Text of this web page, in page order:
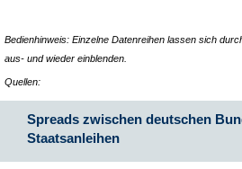
Bedienhinweis: Einzelne Datenreihen lassen sich
aus- und wieder einblenden.
Quellen:
Spreads zwischen deutschen
Staatsanleihen